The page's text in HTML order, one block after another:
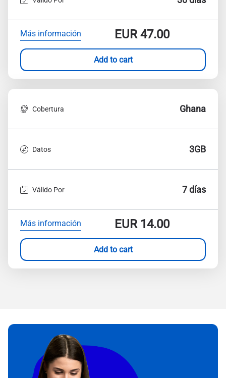
Más información EUR47.00
Add to cart
Cobertura Ghana
Datos 3GB
Válido Por 7 días
Más información EUR14.00
Add to cart